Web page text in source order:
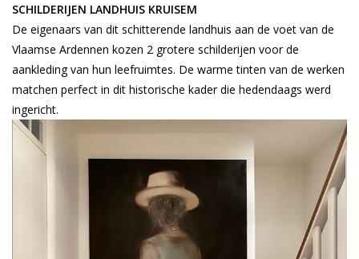
SCHILDERIJEN LANDHUIS KRUISEM
De eigenaars van dit schitterende landhuis aan de voet van de
Vlaamse Ardennen kozen 2 grotere schilderijen voor de
aankleding van hun leefruimtes. De warme tinten van de werken
matchen perfect in dit historische kader die hedendaags werd
ingericht.